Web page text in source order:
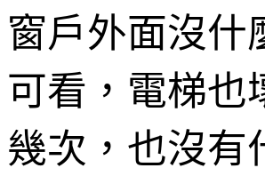
窗戶外面沒什
可看，電梯也
幾次，也沒有